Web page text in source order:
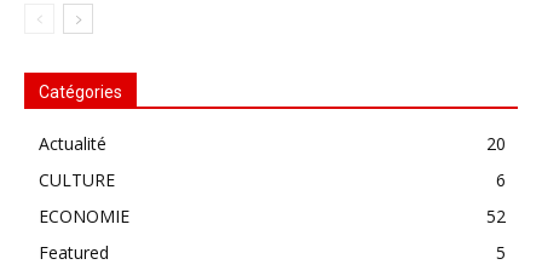
Catégories
Actualité
20
CULTURE
6
ECONOMIE
52
Featured
5